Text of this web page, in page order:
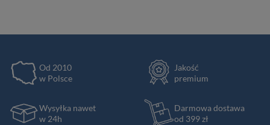
Od 2010
w Polsce
Jakość
premium
Wysyłka nawet
w 24h
Darmowa dostawa
od 399 zł